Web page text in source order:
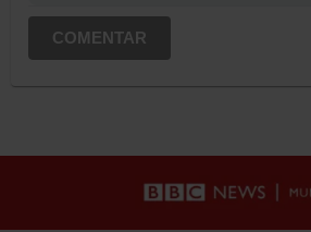
COMENTAR